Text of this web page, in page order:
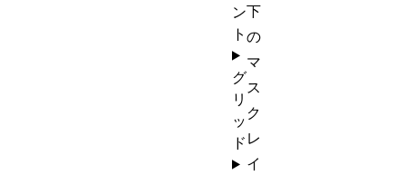
下
の
マ
ス
ク
レ
イ
ン
ト
グ
リ
ッ
ド